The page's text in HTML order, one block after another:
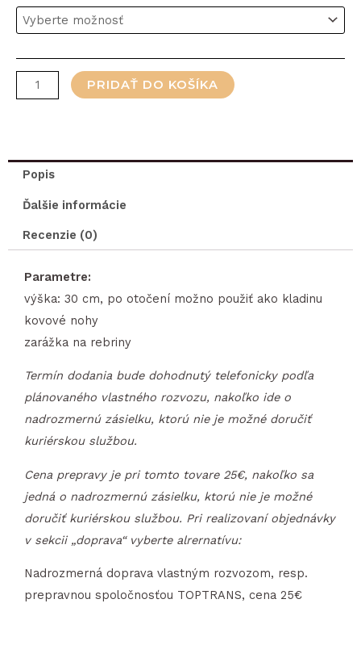
Gymnastická
lavička
kovovou
konštrukciou
PRIDAŤ DO KOŠÍKA
Popis
Ďalšie informácie
Recenzie (0)
Parametre:
výška: 30 cm, po otočení možno použiť ako kladinu
kovové nohy
zarážka na rebriny
Termín dodania bude dohodnutý telefonicky podľa
plánovaného vlastného rozvozu, nakoľko ide o
nadrozmernú zásielku, ktorú nie je možné doručiť
kuriérskou službou.
Cena prepravy je pri tomto tovare 25€, nakoľko sa
jedná o nadrozmernú zásielku, ktorú nie je možné
doručiť kuriérskou službou. Pri realizovaní objednávky
v sekcii „doprava“ vyberte alrernatívu:
Nadrozmerná doprava vlastným rozvozom, resp.
prepravnou spoločnosťou TOPTRANS, cena 25€